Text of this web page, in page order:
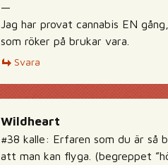
—
Jag har provat cannabis EN
som röker på brukar vara.
Svara
Wildheart
#38 kalle: Erfaren som du är
att man kan flyga. (begreppet